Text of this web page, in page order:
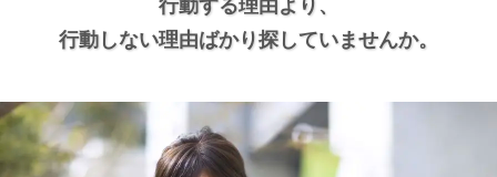
行動する理由より、
行動しない理由ばかり探していませんか。